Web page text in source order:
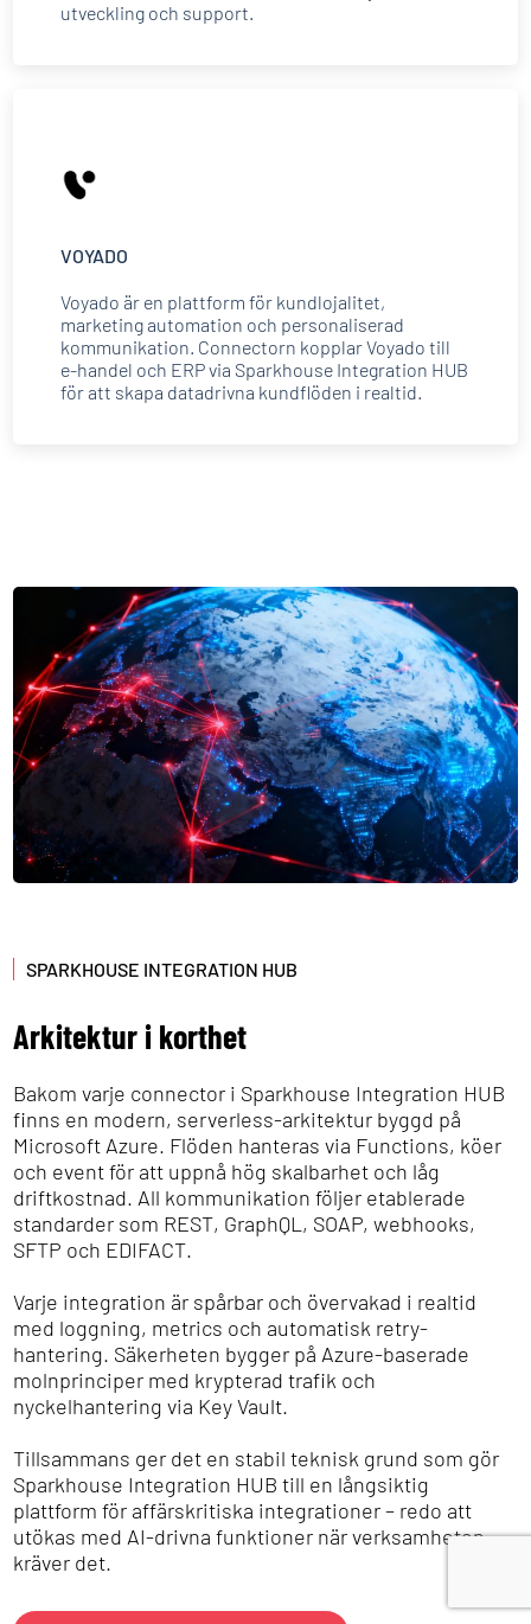
utveckling och support.
VOYADO
Voyado är en plattform för kundlojalitet,
marketing automation och personaliserad
kommunikation. Connectorn kopplar Voyado till
e-handel och ERP via Sparkhouse Integration HUB
för att skapa datadrivna kundflöden i realtid.
SPARKHOUSE INTEGRATION HUB
Arkitektur i korthet
Bakom varje connector i Sparkhouse Integration HUB
finns en modern, serverless-arkitektur byggd på
Microsoft Azure. Flöden hanteras via Functions, köer
och event för att uppnå hög skalbarhet och låg
driftkostnad. All kommunikation följer etablerade
standarder som REST, GraphQL, SOAP, webhooks,
SFTP och EDIFACT.
Varje integration är spårbar och övervakad i realtid
med loggning, metrics och automatisk retry-
hantering. Säkerheten bygger på Azure-baserade
molnprinciper med krypterad trafik och
nyckelhantering via Key Vault.
Tillsammans ger det en stabil teknisk grund som gör
Sparkhouse Integration HUB till en långsiktig
plattform för affärskritiska integrationer – redo att
utökas med AI-drivna funktioner när verksamheten
kräver det.